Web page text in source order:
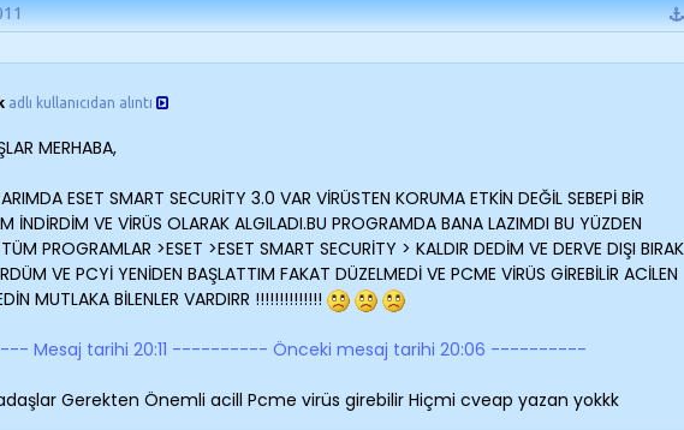
adlı kullanıcıdan alıntı
MERHABA,
ESET SMART SECURİTY 3.0 VAR VİRÜSTEN KORUMA ETKİN DEĞİL SEBEPİ BİR
İNDİRDİM VE VİRÜS OLARAK ALGILADI.BU PROGRAMDA BANA LAZIMDI BU YÜZDEN
PROGRAMLAR >ESET >ESET SMART SECURİTY > KALDIR DEDİM VE DERVE DIŞI
VE PCYİ YENİDEN BAŞLATTIM FAKAT DÜZELMEDİ VE PCME VİRÜS GİREBİLİR ACİLEN
MUTLAKA BİLENLER VARDIRR !!!!!!!!!!!!!!
Mesaj tarihi 20:11 ---------- Önceki mesaj tarihi 20:06 ----------
Gerekten Önemli acill Pcme virüs girebilir Hiçmi cveap yazan yokkk